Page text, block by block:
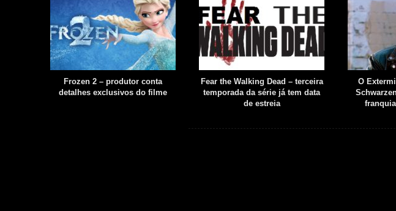
Frozen 2 – produtor conta
detalhes exclusivos do filme
Fear the Walking Dead – terceira
temporada da série já tem data
de estreia
O